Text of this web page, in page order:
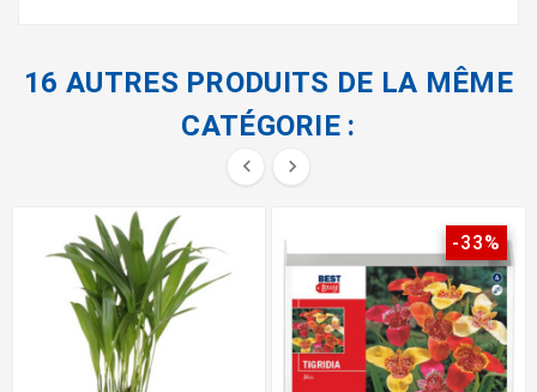
16 AUTRES PRODUITS DE LA MÊME
CATÉGORIE :
 
-33%